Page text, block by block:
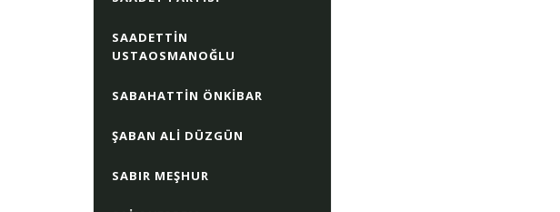
SAADETTIN
USTAOSMANOĞLU
SABAHATTIN ÖNKIBAR
ŞABAN ALI DÜZGÜN
SABIR MEŞHUR